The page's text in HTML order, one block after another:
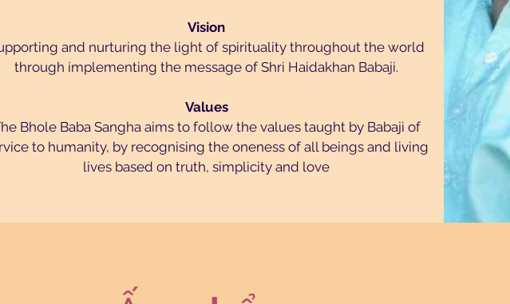
Vision
and nurturing the light of spirituality throughout the world
through implementing the message of Shri Haidakhan Babaji.
Values
Bhole Baba Sangha aims to follow the values taught by Babaji of
to humanity, by recognising the oneness of all beings and living
lives based on truth, simplicity and love